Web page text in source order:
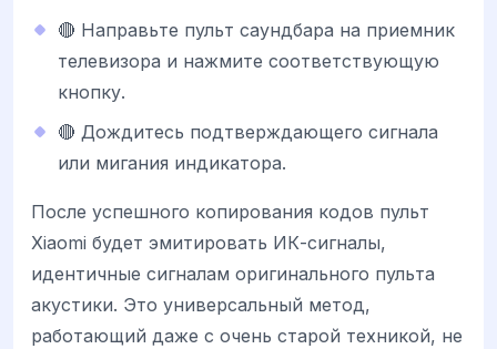
🔴 Направьте пульт саундбара на приемник
телевизора и нажмите соответствующую
кнопку.
🔴 Дождитесь подтверждающего сигнала
или мигания индикатора.
После успешного копирования кодов пульт
Xiaomi будет эмитировать ИК-сигналы,
идентичные сигналам оригинального пульта
акустики. Это универсальный метод,
работающий даже с очень старой техникой, не